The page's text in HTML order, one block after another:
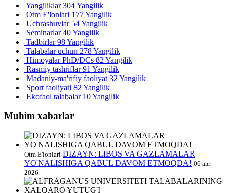
Yangiliklar304 Yangilik
Otm E'lonlari 177 Yangilik
Uchrashuvlar 54 Yangilik
Seminarlar40 Yangilik
Tadbirlar98 Yangilik
Talabalar uchun 278 Yangilik
Himoyalar PhD/DCs 82 Yangilik
Rasmiy tashriflar91 Yangilik
Madaniy-ma'rifiy faoliyat 32 Yangilik
Sport faoliyati 82 Yangilik
Ekofaol talabalar 10 Yangilik
Muhim xabarlar
Otm E'lonlari DIZAYN: LIBOS VA GAZLAMALAR
YO'NALISHIGA QABUL DAVOM ETMOQDA! 06 авг
2026